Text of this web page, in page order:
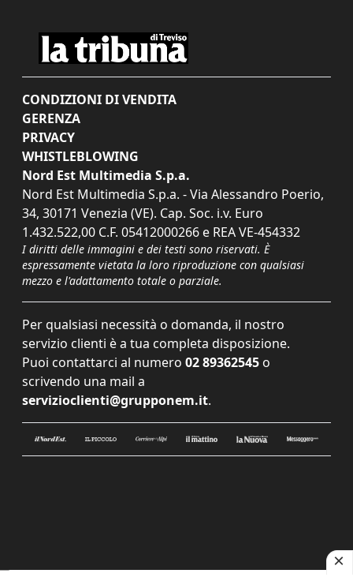
CONDIZIONI DI VENDITA
GERENZA
PRIVACY
WHISTLEBLOWING
Nord Est Multimedia S.p.a.
Nord Est Multimedia S.p.a. - Via Alessandro Poerio,
34, 30171 Venezia (VE). Cap. Soc. i.v. Euro
1.432.522,00 C.F. 05412000266 e REA VE-454332
I diritti delle immagini e dei testi sono riservati. È
espressamente vietata la loro riproduzione con qualsiasi
mezzo e l'adattamento totale o parziale.
Per qualsiasi necessità o domanda, il nostro
servizio clienti è a tua completa disposizione.
Puoi contattarci al numero 02 89362545 o
scrivendo una mail a
servizioclienti@grupponem.it.